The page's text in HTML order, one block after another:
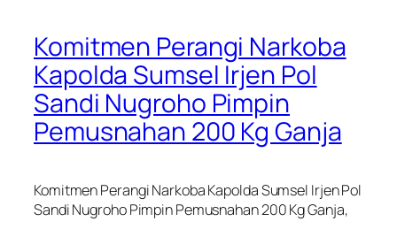
Komitmen Perangi Narkoba
Kapolda Sumsel Irjen Pol
Sandi Nugroho Pimpin
Pemusnahan 200 Kg Ganja
Komitmen Perangi Narkoba Kapolda Sumsel Irjen Pol
Sandi Nugroho Pimpin Pemusnahan 200 Kg Ganja,